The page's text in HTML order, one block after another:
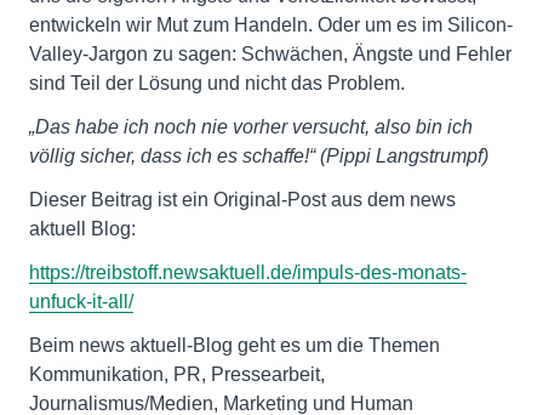
entwickeln wir Mut zum Handeln. Oder um es im Silicon-
Valley-Jargon zu sagen: Schwächen, Ängste und Fehler
sind Teil der Lösung und nicht das Problem.
„Das habe ich noch nie vorher versucht, also bin ich
völlig sicher, dass ich es schaffe!“ (Pippi Langstrumpf)
Dieser Beitrag ist ein Original-Post aus dem news
aktuell Blog:
https://treibstoff.newsaktuell.de/impuls-des-monats-
unfuck-it-all/
Beim news aktuell-Blog geht es um die Themen
Kommunikation, PR, Pressearbeit,
Journalismus/Medien, Marketing und Human